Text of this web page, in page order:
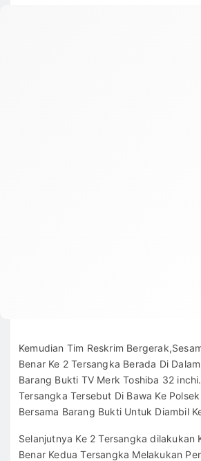
Kemudian Tim Reskrim
Benar Ke 2 Tersangka Berada Di
Barang Bukti TV Merk Toshiba 32
Tersangka Tersebut Di Bawa Ke Polsek
Bersama Barang Bukti Untuk Diambil
Selanjutnya Ke 2 Tersangka dilakukan
Benar Kedua Tersangka Melakukan